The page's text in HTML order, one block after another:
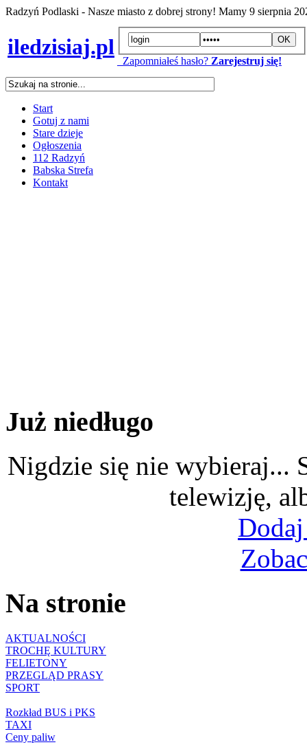
Radzyń Podlaski - Nasze miasto z dobrej strony! Mamy 9 sierpnia
iledzisiaj.pl
Zapomniałeś hasło? Zarejestruj się!
Start
Gotuj z nami
Stare dzieje
Ogłoszenia
112 Radzyń
Babska Strefa
Kontakt
Już niedługo
Nigdzie się nie wybieraj...
telewizję,
Na stronie
AKTUALNOŚCI
TROCHĘ KULTURY
FELIETONY
PRZEGLĄD PRASY
SPORT
Rozkład BUS i PKS
TAXI
Ceny paliw